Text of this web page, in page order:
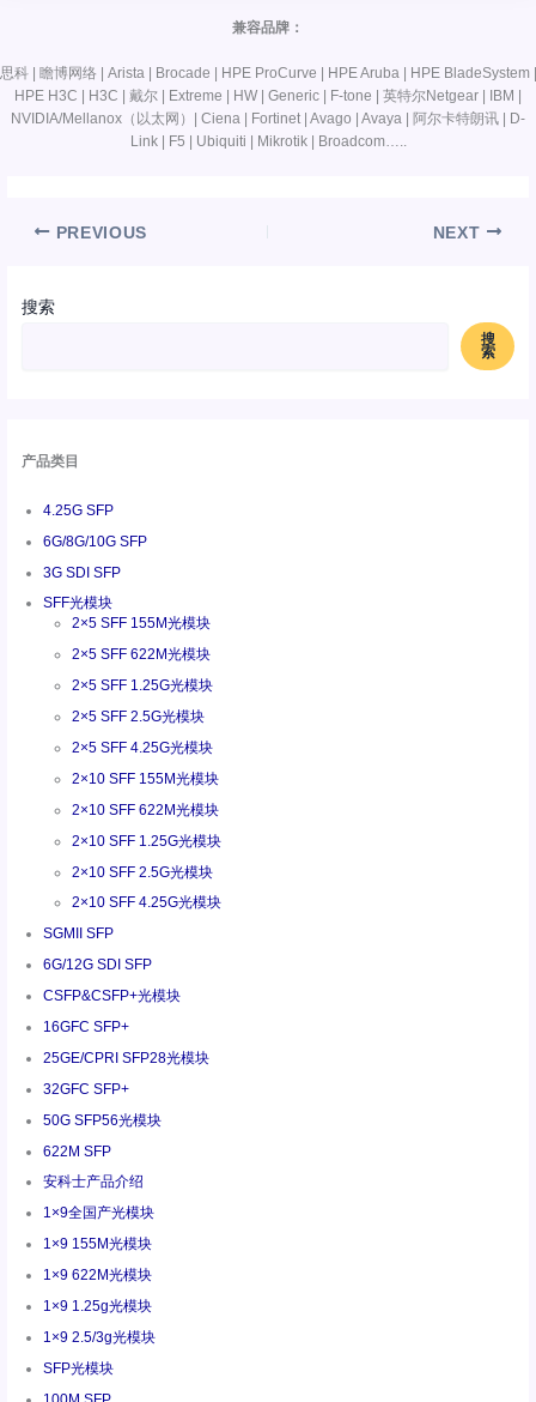
搜索
搜
索
产品类目
4.25G SFP
6G/8G/10G SFP
3G SDI SFP
SFF光模块
2×5 SFF 155M光模块
2×5 SFF 622M光模块
2×5 SFF 1.25G光模块
2×5 SFF 2.5G光模块
2×5 SFF 4.25G光模块
2×10 SFF 155M光模块
2×10 SFF 622M光模块
2×10 SFF 1.25G光模块
2×10 SFF 2.5G光模块
2×10 SFF 4.25G光模块
SGMII SFP
6G/12G SDI SFP
CSFP&CSFP+光模块
16GFC SFP+
25GE/CPRI SFP28光模块
32GFC SFP+
50G SFP56光模块
622M SFP
安科士产品介绍
1×9全国产光模块
1×9 155M光模块
1×9 622M光模块
1×9 1.25g光模块
1×9 2.5/3g光模块
SFP光模块
兼容品牌：
思科 | 瞻博网络 | Arista | Brocade | HPE ProCurve | HPE Aruba | HPE BladeSystem |
HPE H3C | H3C | 戴尔 | Extreme | HW | Generic | F-tone | 英特尔Netgear | IBM |
NVIDIA/Mellanox（以太网）| Ciena | Fortinet | Avago | Avaya | 阿尔卡特朗讯 | D-
Link | F5 | Ubiquiti | Mikrotik | Broadcom…..
PREVIOUS NEXT